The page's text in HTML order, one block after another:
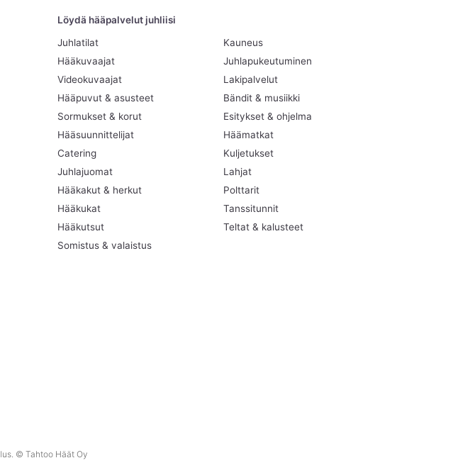
Löydä hääpalvelut juhliisi
Juhlatilat
Hääkuvaajat
Videokuvaajat
Hääpuvut & asusteet
Sormukset & korut
Hääsuunnittelijat
Catering
Juhlajuomat
Hääkakut & herkut
Hääkukat
Hääkutsut
Somistus & valaistus
Kauneus
Juhlapukeutuminen
Lakipalvelut
Bändit & musiikki
Esitykset & ohjelma
Häämatkat
Kuljetukset
Lahjat
Polttarit
Tanssitunnit
Teltat & kalusteet
© Tahtoo Häät Oy